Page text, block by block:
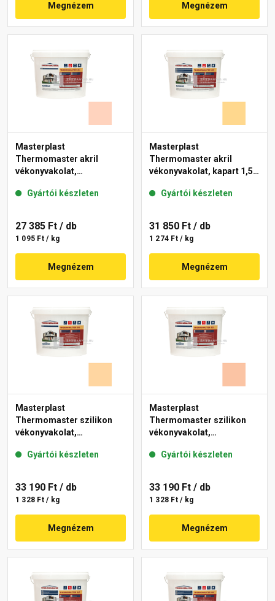
Megnézem Megnézem
Masterplast
Thermomaster akril
vékonyvakolat,
15-E 25 kg
Gyártói készleten
27 385 Ft / db
1 095 Ft / kg
Megnézem
Masterplast
Thermomaster akril
vékonyvakolat, kapart 1,5
Gyártói készleten
31 850 Ft / db
1 274 Ft / kg
Megnézem
Masterplast
Thermomaster szilikon
vékonyvakolat,
06-E 25 kg
Gyártói készleten
33 190 Ft / db
1 328 Ft / kg
Megnézem
Masterplast
Thermomaster szilikon
vékonyvakolat,
11-D 25 kg
Gyártói készleten
33 190 Ft / db
1 328 Ft / kg
Megnézem